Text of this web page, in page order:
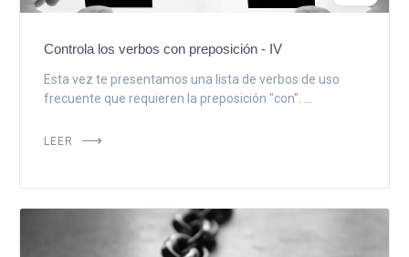
Controla los verbos con preposición - IV
Esta vez te presentamos una lista de verbos de uso
frecuente que requieren la preposición "con". ...
LEER